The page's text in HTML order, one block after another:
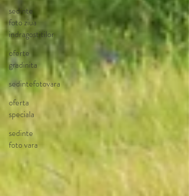
sedinte
foto ziua
indragostitilor
oferte
gradinita
sedintefotovara
oferta
speciala
sedinte
foto vara